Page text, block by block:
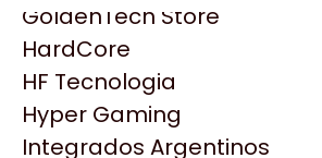
HP
HyperX
INNO3D
Intel
GoldenTech Store
HardCore
HF Tecnologia
Hyper Gaming
Integrados Argentinos